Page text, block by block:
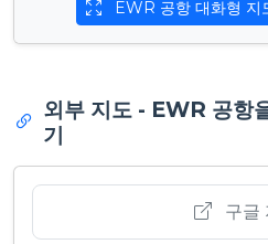
EWR 공항 대화형 지
외부 지도 - EWR 공항
기
구글